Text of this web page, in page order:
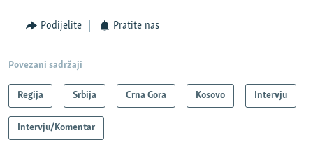
Podijelite Pratite nas
Povezani sadržaji
Regija Srbija Crna Gora Kosovo Intervju
Intervju/Komentar